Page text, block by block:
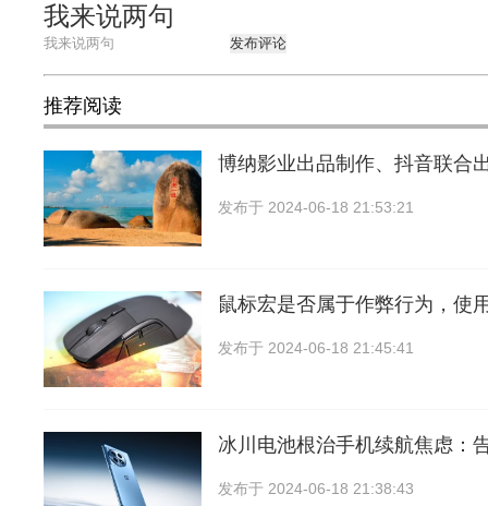
我来说两句
发布评论
推荐阅读
博纳影业出品制作、抖音联合
发布于 2024-06-18 21:53:21
鼠标宏是否属于作弊行为，使
发布于 2024-06-18 21:45:41
冰川电池根治手机续航焦虑：
发布于 2024-06-18 21:38:43